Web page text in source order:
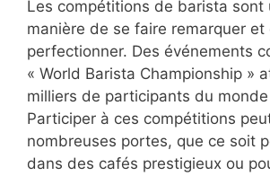
Les compétitions de barista sont
manière de se faire remarquer et
perfectionner. Des événements
« World Barista Championship »
milliers de participants du
Participer à ces compétitions
nombreuses portes, que ce soit
dans des cafés prestigieux ou